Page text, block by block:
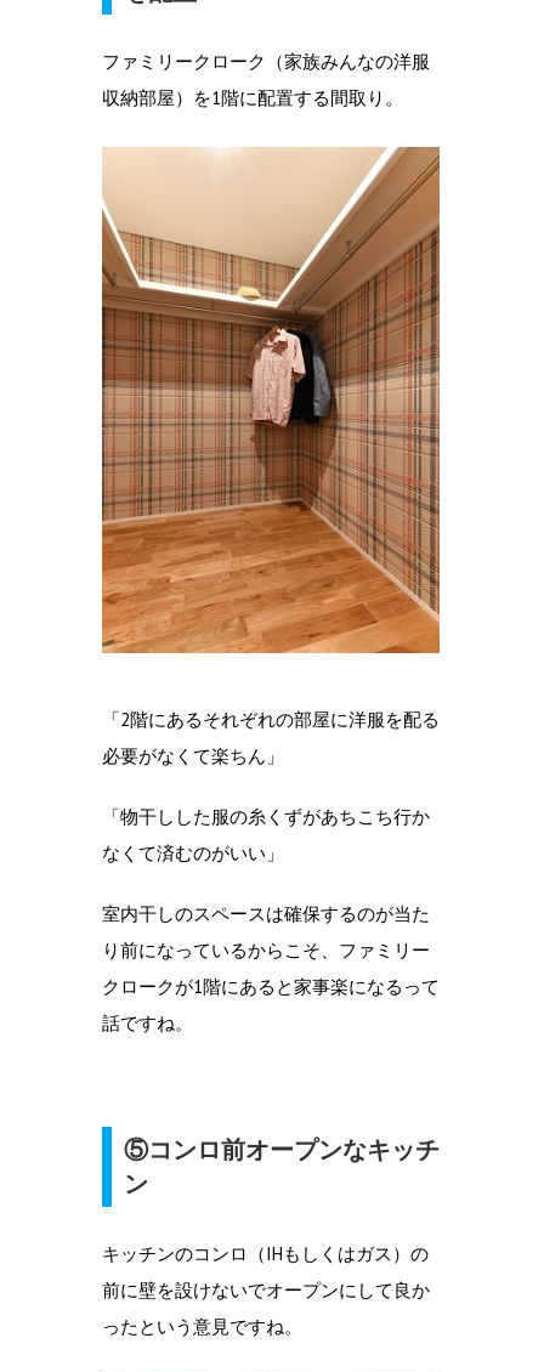
ファミリークローク（家族みんなの洋服
収納部屋）を1階に配置する間取り。
「2階にあるそれぞれの部屋に洋服を配る
必要がなくて楽ちん」
「物干しした服の糸くずがあちこち行か
なくて済むのがいい」
室内干しのスペースは確保するのが当た
り前になっているからこそ、ファミリー
クロークが1階にあると家事楽になるって
話ですね。
⑤コンロ前オープンなキッチ
ン
キッチンのコンロ（IHもしくはガス）の
前に壁を設けないでオープンにして良か
ったという意見ですね。